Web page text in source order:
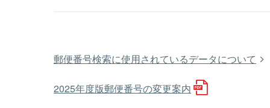
郵便番号検索に使用されているデータについて
2025年度版郵便番号の変更案内